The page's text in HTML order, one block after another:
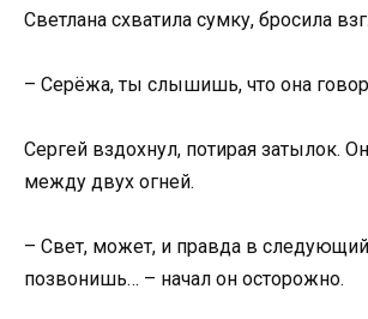
Светлана схватила сумку, бросила
– Серёжа, ты слышишь, что она
Сергей вздохнул, потирая затылок.
между двух огней.
– Свет, может, и правда в
позвонишь… – начал он осторожно.